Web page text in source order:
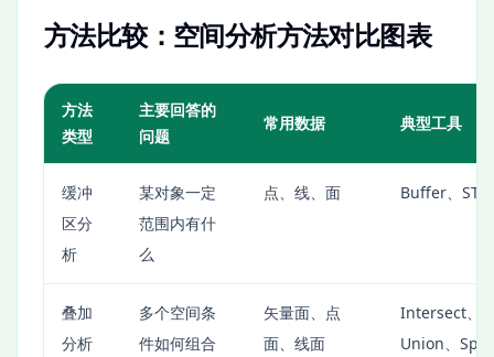
方法比较：空间分析方法对比图表
方法
类型
主要回答的
问题
常用数据 典型工具
缓冲
区分
析
某对象一定
范围内有什
么
点、线、面 Buffer、
叠加
分析
多个空间条
件如何组合
矢量面、点
面、线面
Intersect、
Union、